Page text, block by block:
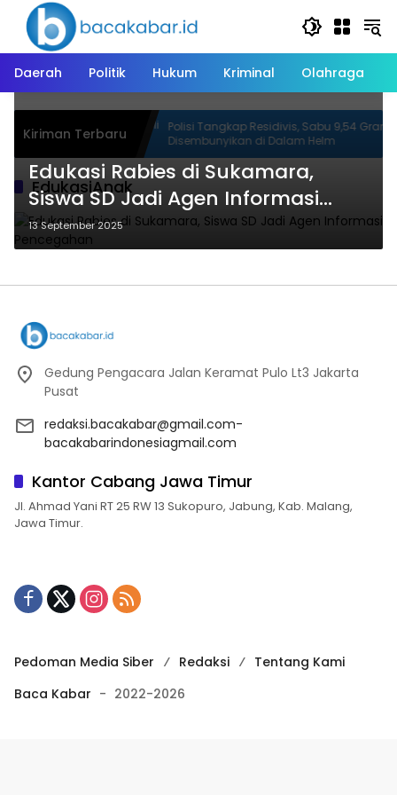
Langsung
konten
Daerah
Politik Hukum Kriminal Olahraga
Kiriman Terbaru
Produk
2026
Polisi Tangkap Residivis, Sabu 9,54 Gram
Disembunyikan di Dalam Helm
EdukasiAnak
Edukasi Rabies di Sukamara,
Siswa SD Jadi Agen Informasi
Pencegahan
13 September 2025
Gedung Pengacara Jalan Keramat Pulo Lt3 Jakarta
Pusat
redaksi.bacakabar@gmail.com-
bacakabarindonesiagmail.com
Kantor Cabang Jawa Timur
Jl. Ahmad Yani RT 25 RW 13 Sukopuro, Jabung, Kab. Malang,
Jawa Timur.
Pedoman Media Siber Redaksi
Tentang Kami
Baca Kabar - 2022-2026